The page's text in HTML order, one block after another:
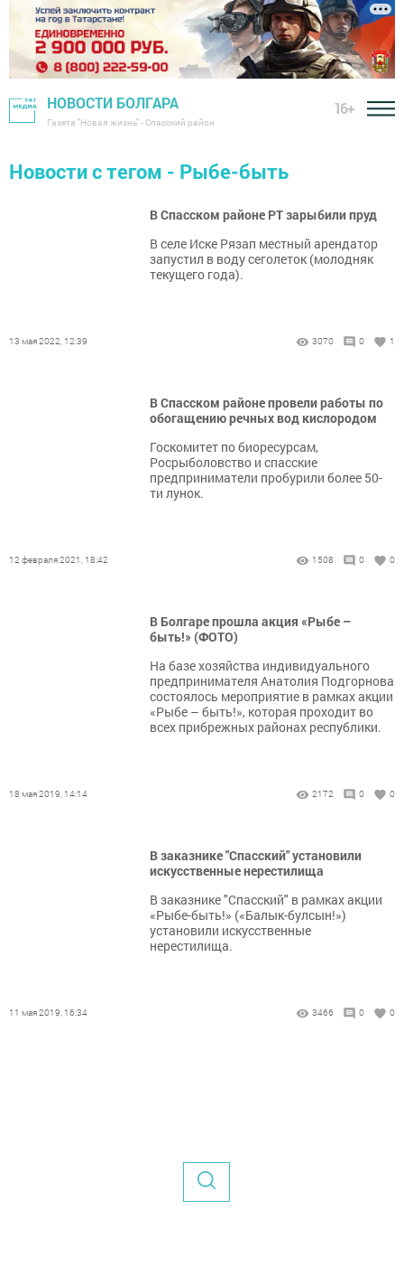
НОВОСТИ БОЛГАРА
Газета "Новая жизнь" - Спасский район
16+
Новости с тегом - Рыбе-быть
В Спасском районе РТ зарыбили пруд
В селе Иске Рязап местный арендатор
запустил в воду сеголеток (молодняк
текущего года).
13 мая 2022, 12:39 3070 0 1
В Спасском районе провели работы по
обогащению речных вод кислородом
Госкомитет по биоресурсам,
Росрыболовство и спасские
предприниматели пробурили более 50-
ти лунок.
12 февраля 2021, 18:42 1508 0 0
В Болгаре прошла акция «Рыбе –
быть!» (ФОТО)
На базе хозяйства индивидуального
предпринимателя Анатолия Подгорнова
состоялось мероприятие в рамках акции
«Рыбе – быть!», которая проходит во
всех прибрежных районах республики.
18 мая 2019, 14:14 2172 0 0
В заказнике "Спасский" установили
искусственные нерестилища
В заказнике "Спасский" в рамках акции
«Рыбе-быть!» («Балык-булсын!»)
установили искусственные
нерестилища.
11 мая 2019, 16:34 3466 0 0